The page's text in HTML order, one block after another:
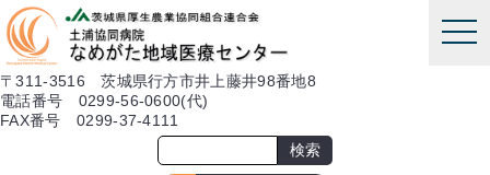
本文へ
〒311-3516 茨城県行方市井上藤井98番地8
電話番号 0299-56-0600(代)
FAX番号 0299-37-4111